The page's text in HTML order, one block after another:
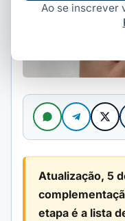
Atualização, 5
etapa é a lista
Ao se inscrever